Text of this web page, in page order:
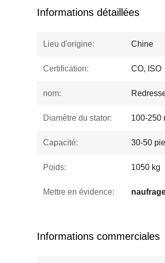
Informations détaillées
Lieu d'origine: Chine
Certification: CO, ISO
nom:
Diamètre du stator: 100-250
Capacité: 30-50
Poids: 1050 kg
Mettre en évidence:
Informations commerciales